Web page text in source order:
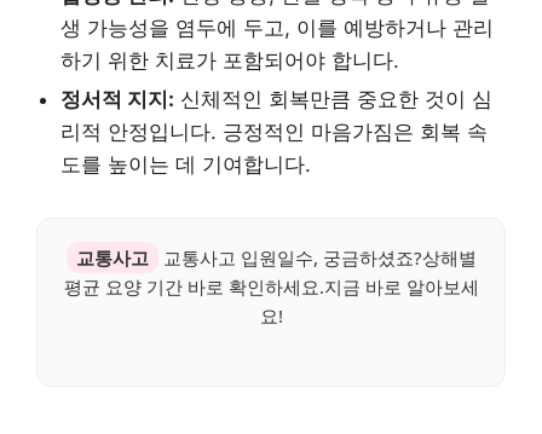
생 가능성을 염두에 두고, 이를 예방하거나 관리
하기 위한 치료가 포함되어야 합니다.
정서적 지지: 신체적인 회복만큼 중요한 것이 심
리적 안정입니다. 긍정적인 마음가짐은 회복 속
도를 높이는 데 기여합니다.
교통사고
교통사고 입원일수, 궁금하셨죠?상해별
평균 요양 기간 바로 확인하세요.지금 바로 알아보세
요!